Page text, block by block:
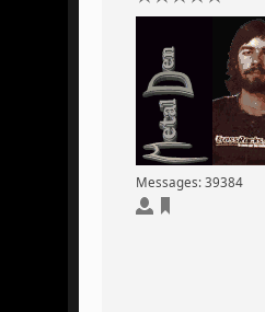
Messages: 39384